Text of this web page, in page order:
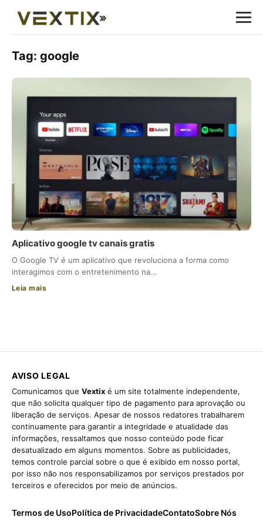
Tag: google
Aplicativo google tv canais gratis
O Google TV é um aplicativo que revoluciona a forma como
interagimos com o entretenimento na…
Leia mais
AVISO LEGAL
Comunicamos que Vextix é um site totalmente independente,
que não solicita qualquer tipo de pagamento para aprovação ou
liberação de serviços. Apesar de nossos redatores trabalharem
continuamente para garantir a integridade e atualidade das
informações, ressaltamos que nosso conteúdo pode ficar
desatualizado em alguns momentos. Sobre as publicidades,
temos controle parcial sobre o que é exibido em nosso portal,
por isso não nos responsabilizamos por serviços prestados por
terceiros e oferecidos por meio de anúncios.
Termos de UsoPolítica de PrivacidadeContatoSobre Nós